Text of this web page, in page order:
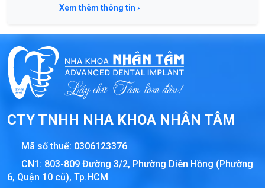
Xem thêm thông tin ›
CTY TNHH NHA KHOA NHÂN TÂM
Mã số thuế: 0306123376
CN1: 803-809 Đường 3/2, Phường Diên Hồng (Phường
6, Quận 10 cũ), Tp.HCM